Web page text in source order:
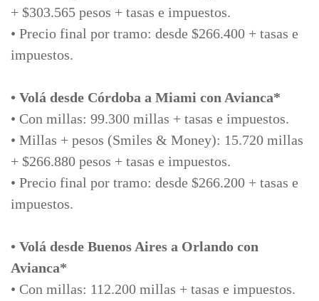
+ $303.565 pesos + tasas e impuestos.
• Precio final por tramo: desde $266.400 + tasas e
impuestos.
• Volá desde Córdoba a Miami con Avianca*
• Con millas: 99.300 millas + tasas e impuestos.
• Millas + pesos (Smiles & Money): 15.720 millas
+ $266.880 pesos + tasas e impuestos.
• Precio final por tramo: desde $266.200 + tasas e
impuestos.
• Volá desde Buenos Aires a Orlando con
Avianca*
• Con millas: 112.200 millas + tasas e impuestos.